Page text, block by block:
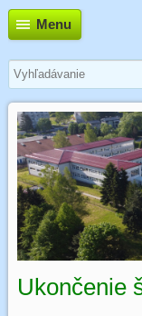
Menu
Ukončenie